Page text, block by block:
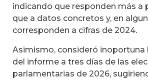
indicando que responden más a
que a datos concretos y, en
corresponden a cifras de 2024.
Asimismo, consideró inoportuna
del informe a tres días de las
parlamentarias de 2026,